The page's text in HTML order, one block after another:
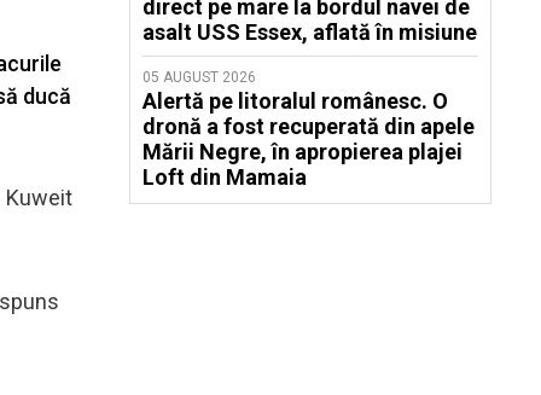
ducă
Kuweit
direct pe mare la bordul navei de
asalt USS Essex, aflată în misiune
05 AUGUST 2026
Alertă pe litoralul românesc. O
dronă a fost recuperată din apele
Mării Negre, în apropierea plajei
Loft din Mamaia